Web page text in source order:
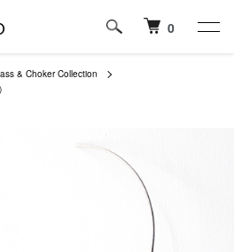
0
& Choker Collection